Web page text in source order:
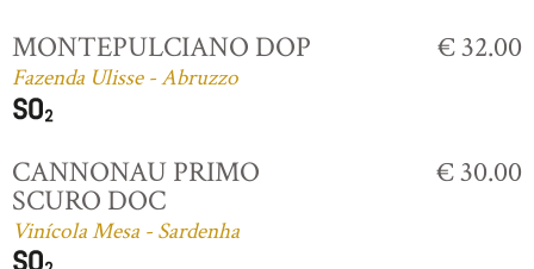
MONTEPULCIANO DOP
Fazenda Ulisse - Abruzzo
€ 32.00
CANNONAU PRIMO
SCURO DOC
Vinícola Mesa - Sardenha
€ 30.00